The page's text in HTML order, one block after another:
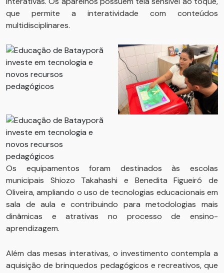
que permite a interatividade com conteúdos
multidisciplinares.
Os equipamentos foram destinados às escolas
municipais Shiozo Takahashi e Benedita Figueiró de
Oliveira, ampliando o uso de tecnologias educacionais em
sala de aula e contribuindo para metodologias mais
dinâmicas e atrativas no processo de ensino-
aprendizagem.
Além das mesas interativas, o investimento contempla a
aquisição de brinquedos pedagógicos e recreativos, que